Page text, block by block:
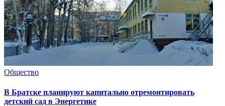
Общество
В Братске планируют капитально отремонтировать
детский сад в Энергетике